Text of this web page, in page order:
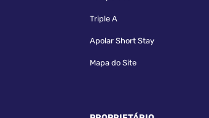
Triple A
Apolar Short Stay
Mapa do Site